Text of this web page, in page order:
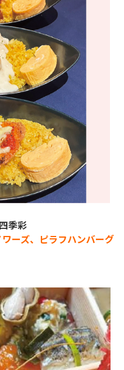
季彩
ーズ、ピラフハンバーグ